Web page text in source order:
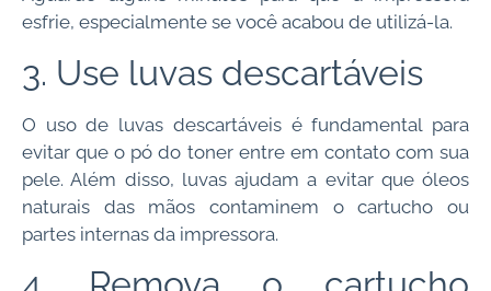
esfrie, especialmente se você acabou de utilizá-la.
3. Use luvas descartáveis
O uso de luvas descartáveis é fundamental para
evitar que o pó do toner entre em contato com sua
pele. Além disso, luvas ajudam a evitar que óleos
naturais das mãos contaminem o cartucho ou
partes internas da impressora.